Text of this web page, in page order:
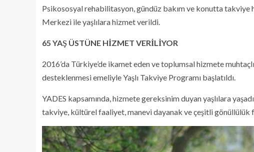
Psikososyal rehabilitasyon, gündüz bakım ve konutta takviye
Merkezi ile yaşlılara hizmet verildi.
65 YAŞ ÜSTÜNE HİZMET VERİLİYOR
2016’da Türkiye’de ikamet eden ve toplumsal hizmete
desteklenmesi emeliyle Yaşlı Takviye Programı başlatıldı.
YADES kapsamında, hizmete gereksinim duyan yaşlılara
takviye, kültürel faaliyet, manevi dayanak ve çeşitli gönüllülük